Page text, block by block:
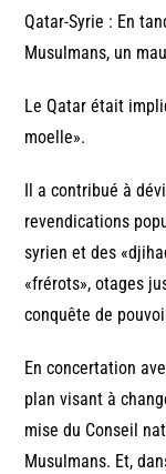
Qatar-Syrie : En
Musulmans, un
Le Qatar était
moelle».
Il a contribué à
revendications
syrien et des
«frérots», otages
conquête de
En concertation
plan visant à
mise du Conseil
Musulmans. Et,